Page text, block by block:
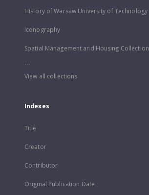
History of Warsaw University of Technology
Iconography
Spatial Management and Housing Collection
...
View all collections
Indexes
Title
Creator
Contributor
Original Publication Date